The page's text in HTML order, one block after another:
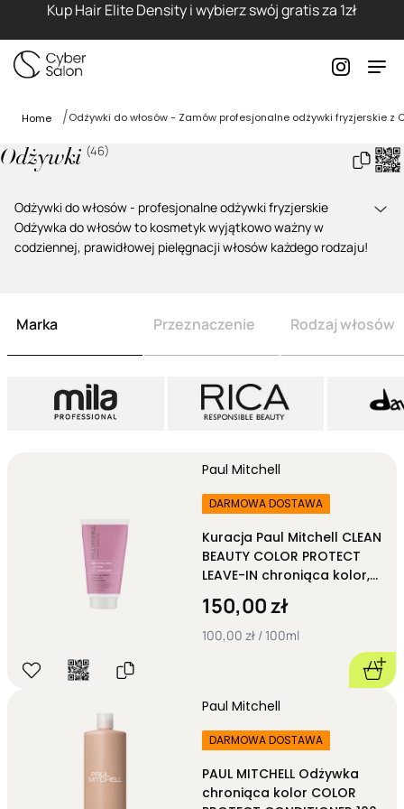
Kup Hair Elite Density i wybierz swój gratis za 1zł
Home Odżywki do włosów - Zamów profesjonalne odżywki fryzjerskie z
Odżywki (46)
Odżywki do włosów - profesjonalne odżywki fryzjerskie
Odżywka do włosów to kosmetykwyjątkowo ważny w
codziennej, prawidłowej pielęgnacji włosów każdego rodzaju!
salonie fryzjerskim. Dołożyliśmy wszelkich starań do tego, by
Pielęgnacja włosów – odżywki. Czym charakteryzują się te
kosmetyki?
Odżywka do włosów
, chociaż jest niezwykle istotnym
, chociaż jest to bardzo ogólnikowe określenie.
Podobnie, jak szampony czy maski, także odżywki są
przeznaczone do konkretnego rodzaju włosów czy też ich
Umycie włosów szamponem to, praktycznie, dopiero pierwszy
etap pielęgnacji.
Nałożenie odżywkito absolutne minimum, by
po oczyszczaniu włosów i
dostarczyć niezbędne substancje odżywcze oraz nawilżające.
Dzięki odżywce pasma stają się miękkie w dotyku
podatniejsze na układanie i, po prostu, zdrowsze. Prawidłowe i
regularne stosowanie takiego kosmetyku (dobrze dobranego
nie przeciąża fryzury i nie wzmaga
W naszej ofercie dostępne są, między innymi:
Marka Przeznaczenie Rodzaj włosów
Paul Mitchell
DARMOWA DOSTAWA
Kuracja Paul Mitchell CLEAN
BEAUTY COLOR PROTECT
LEAVE-IN chroniąca kolor,
bez spłukiwania 150ml
150,00 zł
100,00 zł / 100ml
Paul Mitchell
DARMOWA DOSTAWA
PAUL MITCHELL Odżywka
chroniąca kolor COLOR